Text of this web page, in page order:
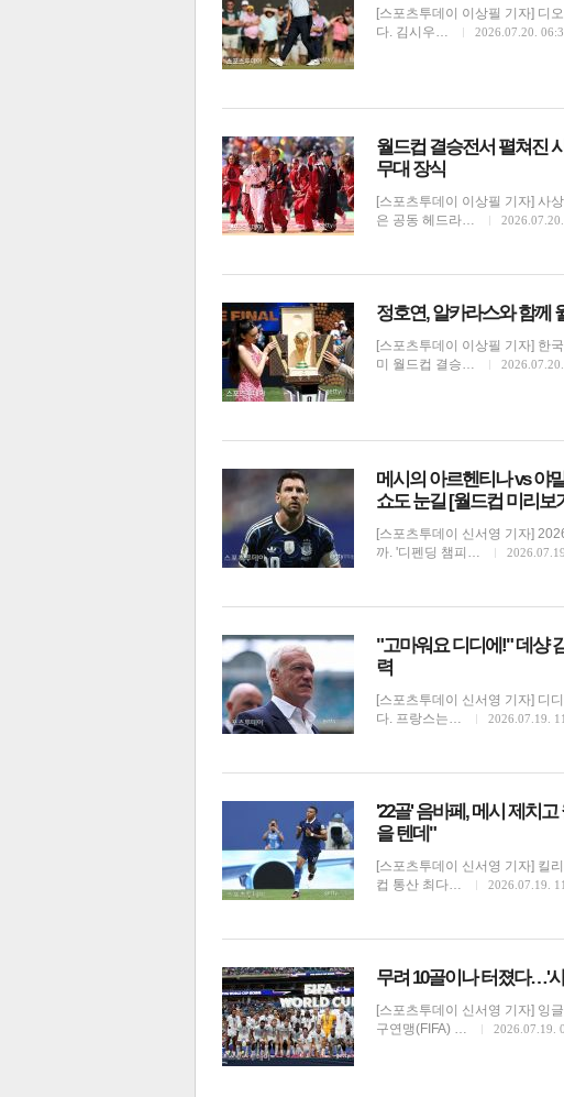
인
많이 본 뉴스 최신 뉴스 연예 스포츠 라
[스포츠투데이 이상필 기자] 디
다. 김시우…
2026.07.20.
월드컵 결승전서 펼쳐진
무대 장식
[스포츠투데이 이상필 기자] 사
은 공동 헤드라…
정호연, 알카라스와 함께
[스포츠투데이 이상필 기자] 한
미 월드컵 결승…
메시의 아르헨티나 vs 야
쇼도 눈길 [월드컵 미리보
[스포츠투데이 신서영 기자]
까. '디펜딩 챔피…
"고마워요 디디에!" 데샹
력
[스포츠투데이 신서영 기자] 디
다. 프랑스는…
2026.07.19.
'22골' 음바페, 메시 제치
을 텐데"
[스포츠투데이 신서영 기자] 킬
컵 통산 최다…
2026.07.19.
무려 10골이나 터졌다…'
[스포츠투데이 신서영 기자] 잉
구연맹(FIFA) …
2026.07.19.